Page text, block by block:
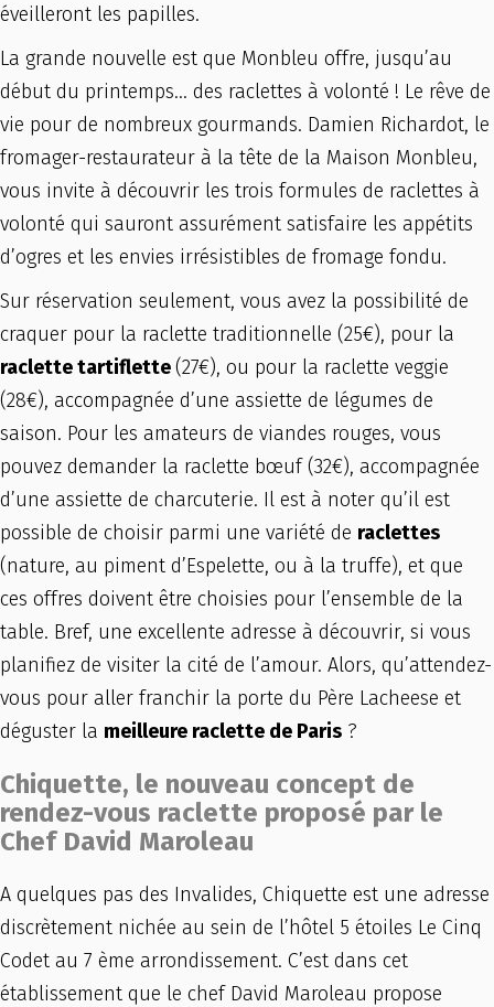
éveilleront les papilles.
La grande nouvelle est que Monbleu offre, jusqu’au
début du printemps… des raclettes à volonté ! Le rêve de
vie pour de nombreux gourmands. Damien Richardot, le
fromager-restaurateur à la tête de la Maison Monbleu,
vous invite à découvrir les trois formules de raclettes à
volonté qui sauront assurément satisfaire les appétits
d’ogres et les envies irrésistibles de fromage fondu.
Sur réservation seulement, vous avez la possibilité de
craquer pour la raclette traditionnelle (25€), pour la
raclette tartiflette(27€), ou pour la raclette veggie
(28€), accompagnée d’une assiette de légumes de
saison. Pour les amateurs de viandes rouges, vous
pouvez demander la raclette bœuf (32€), accompagnée
d’une assiette de charcuterie. Il est à noter qu’il est
possible de choisir parmi une variété de raclettes
(nature, au piment d’Espelette, ou à la truffe), et que
ces offres doivent être choisies pour l’ensemble de la
table. Bref, une excellente adresse à découvrir, si vous
planifiez de visiter la cité de l’amour. Alors, qu’attendez-
vous pour aller franchir la porte du Père Lacheese et
déguster la meilleure raclette de Paris ?
Chiquette, le nouveau concept de
rendez-vous raclette proposé par le
Chef David Maroleau
A quelques pas des Invalides, Chiquette est une adresse
discrètement nichée au sein de l’hôtel 5 étoiles Le Cinq
Codet au 7 ème arrondissement. C’est dans cet
établissement que le chef David Maroleau propose